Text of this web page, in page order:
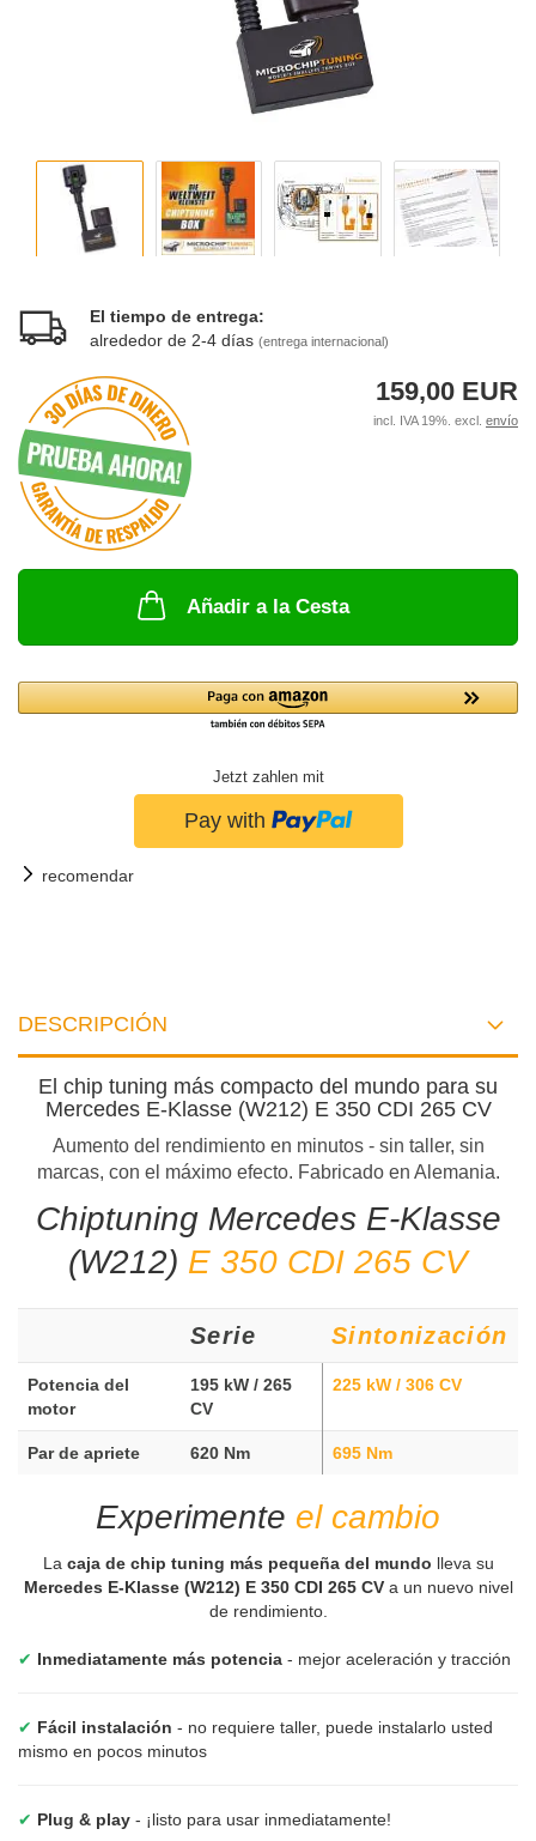
El tiempo de entrega:
alrededor de 2-4 días (entrega internacional)
159,00 EUR
incl. IVA 19%. excl. envío
Añadir a la Cesta
Jetzt zahlen mit
recomendar
DESCRIPCIÓN
El chip tuning más compacto del mundo para su
Mercedes E-Klasse (W212) E 350 CDI 265 CV
Aumento del rendimiento en minutos - sin taller, sin
marcas, con el máximo efecto. Fabricado en Alemania.
Chiptuning Mercedes E-Klasse
(W212) E 350 CDI 265 CV
Serie Sintonización
Potencia del
motor
195 kW / 265
CV
225 kW / 306 CV
Par de apriete 620 Nm 695 Nm
Experimente el cambio
La caja de chip tuning más pequeña del mundo lleva su
Mercedes E-Klasse (W212) E 350 CDI 265 CVa un nuevo nivel
de rendimiento.
✔ Inmediatamente más potencia - mejor aceleración y tracción
✔ Fácil instalación - no requiere taller, puede instalarlo usted
mismo en pocos minutos
✔ Plug & play - ¡listo para usar inmediatamente!